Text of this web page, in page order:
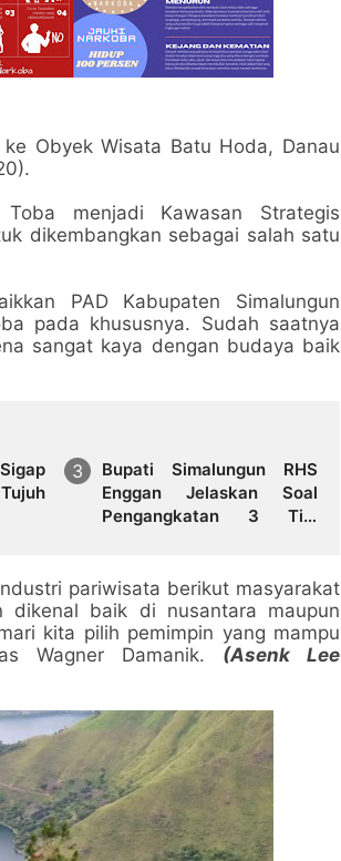
Obyek Wisata Batu Hoda, Danau
menjadi Kawasan Strategis
dikembangkan sebagai salah satu
PAD Kabupaten Simalungun
pada khususnya. Sudah saatnya
sangat kaya dengan budaya baik
Bupati Simalungun RHS
Enggan Jelaskan Soal
Pengangkatan 3 Tim
pariwisata berikut masyarakat
dikenal baik di nusantara maupun
kita pilih pemimpin yang mampu
Wagner Damanik. (Asenk Lee